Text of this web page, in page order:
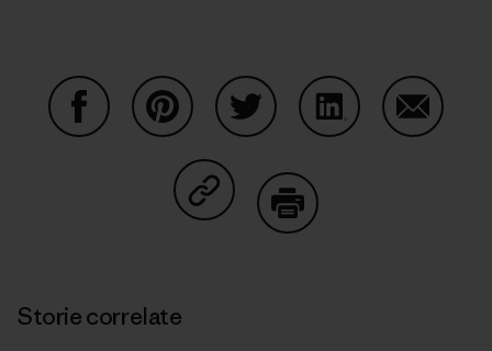
Condividi su Copy Link
Storie correlate